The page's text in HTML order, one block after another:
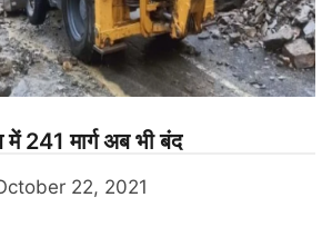
241 मार्ग अब भी बंद
22, 2021